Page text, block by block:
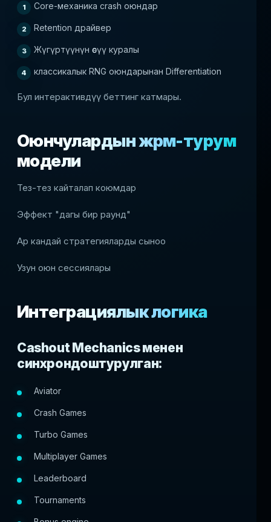
Core-механика crash оюндар
Retention драйвер
Жүгүртүүнүн өсүү куралы
классикалык RNG оюндарынан Differentiation
Бул интерактивдүү беттинг катмары.
Оюнчулардын жүрүм-турум
модели
Тез-тез кайталап коюмдар
Эффект "дагы бир раунд"
Ар кандай стратегияларды сыноо
Узун оюн сессиялары
Интеграциялык логика
Cashout Mechanics менен
синхрондоштурулган:
Aviator
Crash Games
Turbo Games
Multiplayer Games
Leaderboard
Tournaments